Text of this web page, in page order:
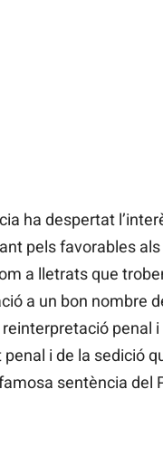
ha despertat
pels favorables
a lletrats que
a un bon nombre
penal
i de la sedició
sentència del